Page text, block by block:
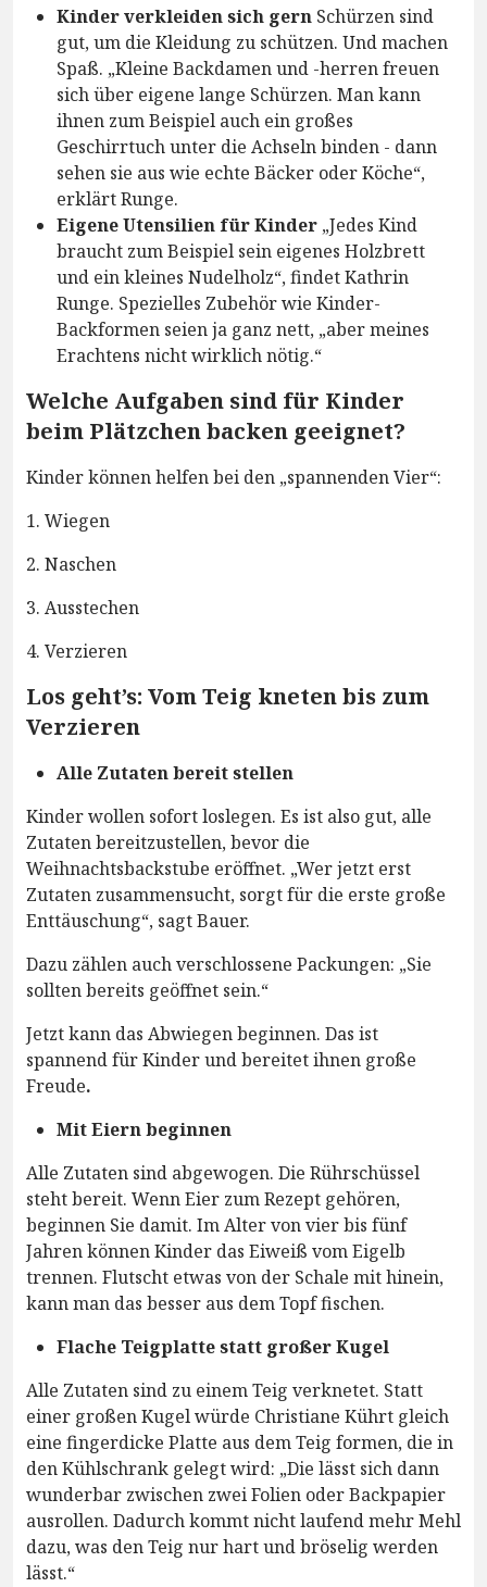
Kinder verkleiden sich gern Schürzen sind
gut, um die Kleidung zu schützen. Und machen
Spaß. „Kleine Backdamen und -herren freuen
sich über eigene lange Schürzen. Man kann
ihnen zum Beispiel auch ein großes
Geschirrtuch unter die Achseln binden - dann
sehen sie aus wie echte Bäcker oder Köche“,
erklärt Runge.
Eigene Utensilien für Kinder „Jedes Kind
braucht zum Beispiel sein eigenes Holzbrett
und ein kleines Nudelholz“, findet Kathrin
Runge. Spezielles Zubehör wie Kinder-
Backformen seien ja ganz nett, „aber meines
Erachtens nicht wirklich nötig.“
Welche Aufgaben sind für Kinder
beim Plätzchen backen geeignet?
Kinder können helfen bei den „spannenden Vier“:
1. Wiegen
2. Naschen
3. Ausstechen
4. Verzieren
Los geht’s: Vom Teig kneten bis zum
Verzieren
Alle Zutaten bereit stellen
Kinder wollen sofort loslegen. Es ist also gut, alle
Zutaten bereitzustellen, bevor die
Weihnachtsbackstube eröffnet. „Wer jetzt erst
Zutaten zusammensucht, sorgt für die erste große
Enttäuschung“, sagt Bauer.
Dazu zählen auch verschlossene Packungen: „Sie
sollten bereits geöffnet sein.“
Jetzt kann das Abwiegen beginnen. Das ist
spannend für Kinder und bereitet ihnen große
Freude.
Mit Eiern beginnen
Alle Zutaten sind abgewogen. Die Rührschüssel
steht bereit. Wenn Eier zum Rezept gehören,
beginnen Sie damit. Im Alter von vier bis fünf
Jahren können Kinder das Eiweiß vom Eigelb
trennen. Flutscht etwas von der Schale mit hinein,
kann man das besser aus dem Topf fischen.
Flache Teigplatte statt großer Kugel
Alle Zutaten sind zu einem Teig verknetet. Statt
einer großen Kugel würde Christiane Kührt gleich
eine fingerdicke Platte aus dem Teig formen, die in
den Kühlschrank gelegt wird: „Die lässt sich dann
wunderbar zwischen zwei Folien oder Backpapier
ausrollen. Dadurch kommt nicht laufend mehr Mehl
dazu, was den Teig nur hart und bröselig werden
lässt.“